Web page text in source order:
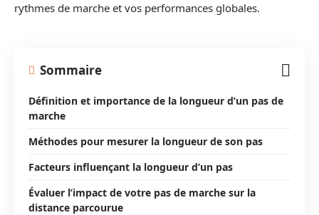
rythmes de marche et vos performances globales.
Sommaire
Définition et importance de la longueur d’un pas de
marche
Méthodes pour mesurer la longueur de son pas
Facteurs influençant la longueur d’un pas
Évaluer l’impact de votre pas de marche sur la
distance parcourue